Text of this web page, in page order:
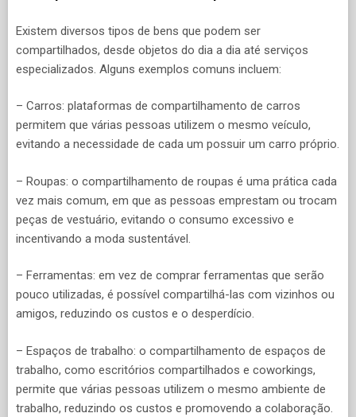
Existem diversos tipos de bens que podem ser
compartilhados, desde objetos do dia a dia até serviços
especializados. Alguns exemplos comuns incluem:
– Carros: plataformas de compartilhamento de carros
permitem que várias pessoas utilizem o mesmo veículo,
evitando a necessidade de cada um possuir um carro próprio.
– Roupas: o compartilhamento de roupas é uma prática cada
vez mais comum, em que as pessoas emprestam ou trocam
peças de vestuário, evitando o consumo excessivo e
incentivando a moda sustentável.
– Ferramentas: em vez de comprar ferramentas que serão
pouco utilizadas, é possível compartilhá-las com vizinhos ou
amigos, reduzindo os custos e o desperdício.
– Espaços de trabalho: o compartilhamento de espaços de
trabalho, como escritórios compartilhados e coworkings,
permite que várias pessoas utilizem o mesmo ambiente de
trabalho, reduzindo os custos e promovendo a colaboração.